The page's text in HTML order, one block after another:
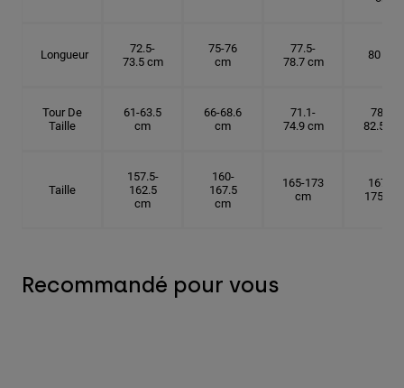
Longueur
72.5-
73.5 cm
75-76
cm
77.5-
78.7 cm
80 cm
Tour De
Taille
61-63.5
cm
66-68.6
cm
71.1-
74.9 cm
78.7-
82.5 cm
Taille
157.5-
162.5
cm
160-
167.5
cm
165-173
cm
167.5-
175 cm
Recommandé pour vous